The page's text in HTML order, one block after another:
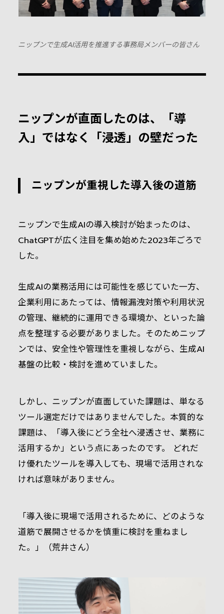
ニップンで生成AI活用を推進する事務局メンバーの皆さん
ニップンが直面したのは、「導
入」ではなく「浸透」の壁だった
ニップンが重視した導入後の道筋
ニップンで生成AIの導入検討が始まったのは、
ChatGPTが広く注目を集め始めた2023年ごろで
した。
生成AIの業務活用には可能性を感じていた一方、
企業利用にあたっては、情報漏洩対策や利用状況
の管理、継続的に運用できる環境か、といった論
点を整理する必要がありました。そのためニップ
ンでは、安全性や管理性を重視しながら、生成AI
基盤の比較・検討を進めていました。
しかし、ニップンが直面していた課題は、単なる
ツール選定だけではありませんでした。本質的な
課題は、「導入後にどう全社へ浸透させ、業務に
活用するか」という点にあったのです。 どれだ
け優れたツールを導入しても、現場で活用されな
ければ意味がありません。
「導入後に現場で活用されるために、どのような
道筋で展開させるかを慎重に検討を重ねまし
た。」（荒井さん）